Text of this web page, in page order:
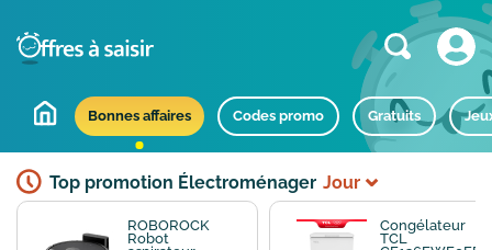
Bonnes affaires Codes promo Gratuits
Top promotion Électroménager Jour
ROBOROCK
Robot
Congélateur
TCL